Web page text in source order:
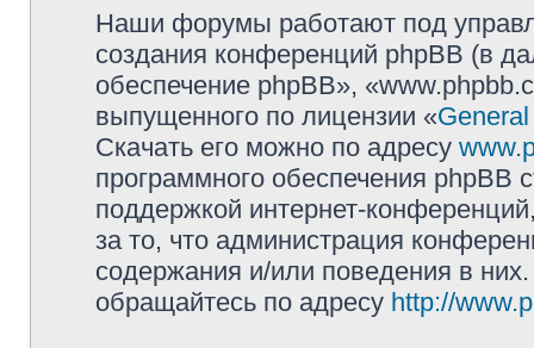
Наши форумы работают под
создания конференций phpBB (в
обеспечение phpBB»,
выпущенного по лицензии «
Скачать его можно по адресу
программного обеспечения phpBB
поддержкой интернет-
за то, что администрация
содержания и/или поведения в
обращайтесь по адресу http://